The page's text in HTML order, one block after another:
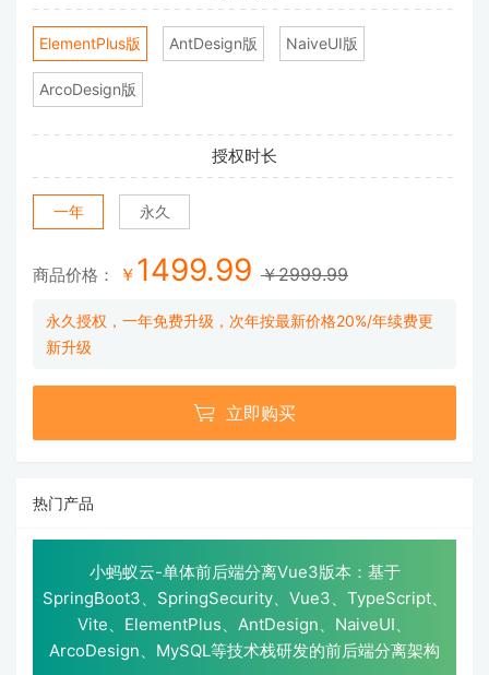
ElementPlus版 AntDesign版 NaiveUI版
ArcoDesign版
授权时长
一年 永久
商品价格： ￥ 1499.99 ￥2999.99
永久授权，一年免费升级，次年按最新价格20%/年续费更
新升级
 立即购买
热门产品
小蚂蚁云-单体前后端分离Vue3版本：基于
SpringBoot3、SpringSecurity、Vue3、TypeScript、
Vite、ElementPlus、AntDesign、NaiveUI、
ArcoDesign、MySQL等技术栈研发的前后端分离架构